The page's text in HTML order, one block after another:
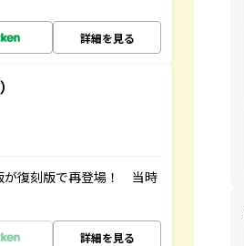
詳細を見る
が復刻版で再登場！ 当時
詳細を見る